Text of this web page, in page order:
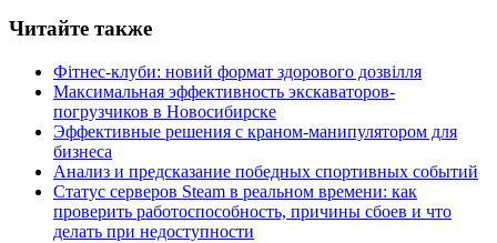
Читайте также
Фітнес-клуби: новий формат здорового дозвілля
Максимальная эффективность экскаваторов-
погрузчиков в Новосибирске
Эффективные решения с краном-манипулятором для
бизнеса
Анализ и предсказание победных спортивных событий
Статус серверов Steam в реальном времени: как
проверить работоспособность, причины сбоев и что
делать при недоступности